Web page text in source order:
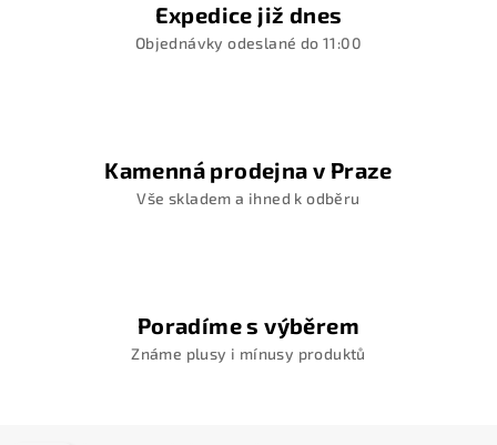
Expedice již dnes
Objednávky odeslané do 11:00
Kamenná prodejna v Praze
Vše skladem a ihned k odběru
Poradíme s výběrem
Známe plusy i mínusy produktů